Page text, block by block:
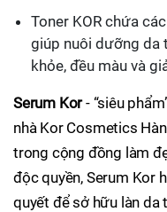
Toner KOR chứa
giúp nuôi dưỡng da
khỏe, đều màu và
Serum Kor- “siêu
nhà Kor Cosmetics
trong cộng đồng làm
độc quyền, Serum Kor
quyết để sở hữu làn da